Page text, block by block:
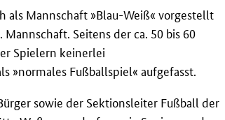
als Mannschaft »Blau-Weiß« vorgestellt
Seitens der ca. 50 bis 60
Spielern keinerlei
»normales Fußballspiel« aufgefasst.
sowie der Sektionsleiter Fußball der